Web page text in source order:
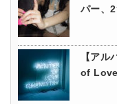
パー、
【ア
of Love